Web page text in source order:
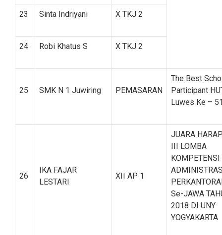
23 Sinta Indriyani X TKJ 2
24 Robi Khatus S X TKJ 2
25 SMK N 1 Juwiring PEMASARAN
The Best
Participant
Luwes Ke –
26
IKA FAJAR
LESTARI
XII AP 1
JUARA
III LOMBA
KOMPETENSI
Se-JAWA
2018 DI UNY
YOGYAKARTA